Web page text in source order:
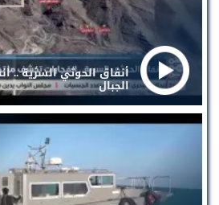
أنفاق الحوثي السرية ..
الجبال